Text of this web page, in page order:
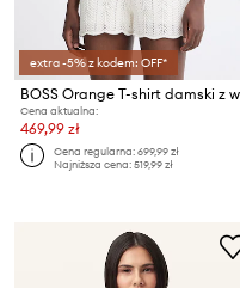
extra -5% z kodem: OFF*
Cena aktualna:
469,99 zł
Cena regularna:699,99 zł
Najniższa cena:519,99 zł